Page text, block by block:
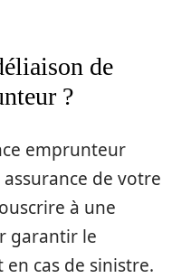
de
?
emprunteur
de votre
à une
garantir le
cas de sinistre.